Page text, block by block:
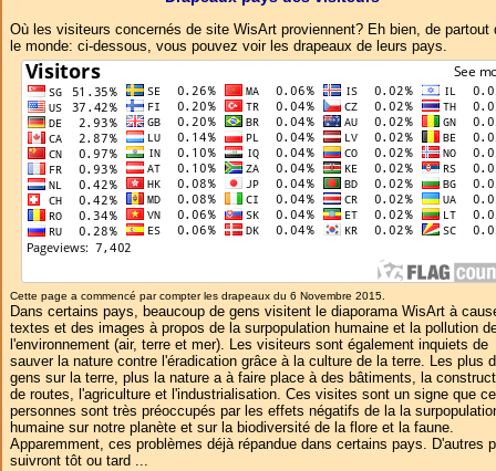
Où les visiteurs concernés de site WisArt proviennent? Eh bien, de partout
le monde: ci-dessous, vous pouvez voir les drapeaux de leurs pays.
Cette page a commencé par compter les drapeaux du 6 Novembre 2015.
Dans certains pays, beaucoup de gens visitent le diaporama WisArt à
textes et des images à propos de la surpopulation humaine et la pollution
l'environnement (air, terre et mer). Les visiteurs sont également inquiets de
sauver la nature contre l'éradication grâce à la culture de la terre. Les plus
gens sur la terre, plus la nature a à faire place à des bâtiments, la
de routes, l'agriculture et l'industrialisation. Ces visites sont un signe que
personnes sont très préoccupés par les effets négatifs de la la
humaine sur notre planète et sur la biodiversité de la flore et la faune.
Apparemment, ces problèmes déjà répandue dans certains pays. D'autres
suivront tôt ou tard ...